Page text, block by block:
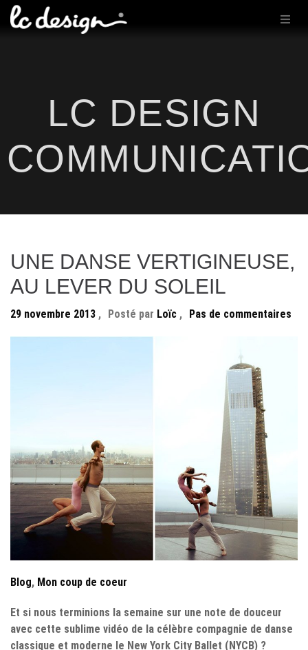
LC DESIGN
UNE DANSE VERTIGINEUSE,
AU LEVER DU SOLEIL
29 novembre 2013 , Posté par Loïc , Pas de commentaires
Blog, Mon coup de coeur
Et si nous terminions la semaine sur une note de douceur
avec cette sublime vidéo de la célèbre compagnie de danse
classique et moderne le New York City Ballet (NYCB) ?